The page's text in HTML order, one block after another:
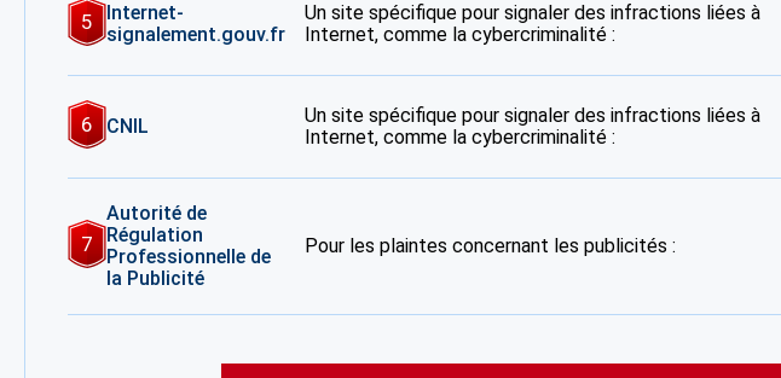
5
Internet-
signalement.gouv.fr
Un site spécifique pour signaler des infractions liées à
Internet, comme la cybercriminalité :
6 CNIL
Un site spécifique pour signaler des infractions liées à
Internet, comme la cybercriminalité :
7
Autorité de
Régulation
Professionnelle de
la Publicité
Pour les plaintes concernant les publicités :